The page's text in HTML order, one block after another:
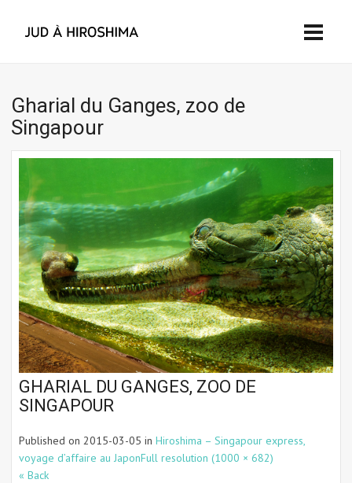
Gharial du Ganges, zoo de
Singapour
GHARIAL DU GANGES, ZOO DE
SINGAPOUR
Published on 2015-03-05 in Hiroshima – Singapour express,
voyage d’affaire au JaponFull resolution (1000 × 682)
« Back